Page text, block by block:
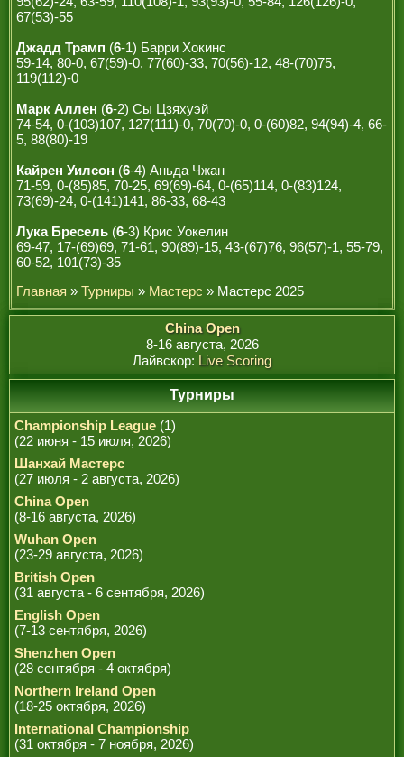
67(53)-55
Джадд Трамп (6-1) Барри Хокинс
59-14, 80-0, 67(59)-0, 77(60)-33, 70(56)-12, 48-(70)75,
119(112)-0
Марк Аллен (6-2) Сы Цзяхуэй
74-54, 0-(103)107, 127(111)-0, 70(70)-0, 0-(60)82, 94(94)-4, 66-
5, 88(80)-19
Кайрен Уилсон (6-4) Аньда Чжан
71-59, 0-(85)85, 70-25, 69(69)-64, 0-(65)114, 0-(83)124,
73(69)-24, 0-(141)141, 86-33, 68-43
Лука Бресель (6-3) Крис Уокелин
69-47, 17-(69)69, 71-61, 90(89)-15, 43-(67)76, 96(57)-1, 55-79,
60-52, 101(73)-35
Главная » Турниры » Мастерс » Мастерс 2025
China Open
8-16 августа, 2026
Лайвскор: Live Scoring
Турниры
Championship League (1)
(22 июня - 15 июля, 2026)
Шанхай Мастерс
(27 июля - 2 августа, 2026)
China Open
(8-16 августа, 2026)
Wuhan Open
(23-29 августа, 2026)
British Open
(31 августа - 6 сентября, 2026)
English Open
(7-13 сентября, 2026)
Shenzhen Open
(28 сентября - 4 октября)
Northern Ireland Open
(18-25 октября, 2026)
International Championship
(31 октября - 7 ноября, 2026)